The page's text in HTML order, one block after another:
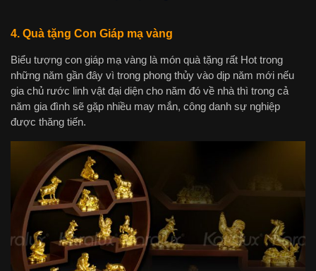
4. Quà tặng Con Giáp mạ vàng
Biểu tượng con giáp mạ vàng là món quà tặng rất Hot trong
những năm gần đây vì trong phong thủy vào dịp năm mới nếu
gia chủ rước linh vật đại diện cho năm đó về nhà thì trong cả
năm gia đình sẽ gặp nhiều may mắn, công danh sự nghiệp
được thăng tiến.